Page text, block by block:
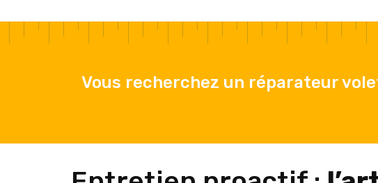
Vous recherchez un réparateur